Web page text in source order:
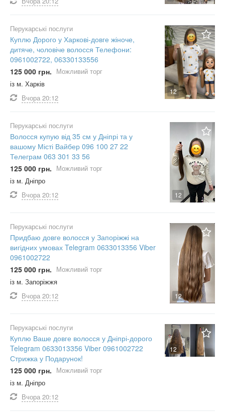
12
Перукарські послуги
Куплю Дорого у Харкові-довге жіноче,
дитяче, чоловіче волосся Телефони:
0961002722, 06330133556
125 000 грн. Можливий торг
із м. Харків
Вчора 20:12
12
Перукарські послуги
Волосся купую від 35 см у Дніпрі та у
вашому Місті Вайбер 096 100 27 22
Телеграм 063 301 33 56
125 000 грн. Можливий торг
із м. Дніпро
Вчора 20:12
12
Перукарські послуги
Придбаю довге волосся у Запоріжжі на
вигідних умовах Telegram 0633013356 Viber
0961002722
125 000 грн. Можливий торг
із м. Запоріжжя
Вчора 20:12
12
Перукарські послуги
Куплю Ваше довге волосся у Дніпрі-дорого
Telegram 0633013356 Viber 0961002722
Стрижка у Подарунок!
125 000 грн. Можливий торг
із м. Дніпро
Вчора 20:12